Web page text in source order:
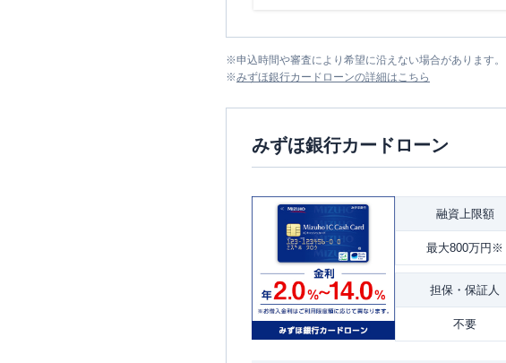
※申込時間や審査により希望に沿えない場合があります。
※みずほ銀行カードローンの詳細はこちら
みずほ銀行カードローン
融資上限額
最大800万円※
担保・ 保証人
不要